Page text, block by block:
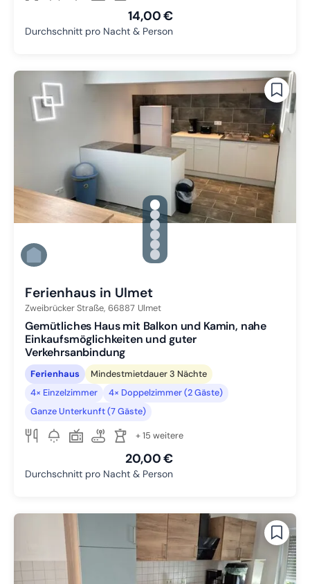
14,00 €
Durchschnitt pro Nacht & Person
gallery.slide_selector
Zu Slide 1 wechseln
Zu Slide 2 wechseln
Zu Slide 3 wechseln
Zu Slide 4 wechseln
Zu Slide 5 wechseln
Zu Slide 6 wechseln
Ferienhaus in Ulmet
Zweibrücker Straße, 66887 Ulmet
Gemütliches Haus mit Balkon und Kamin, nahe
Einkaufsmöglichkeiten und guter
Verkehrsanbindung
Ferienhaus
Mindestmietdauer 3 Nächte
4× Einzelzimmer
4× Doppelzimmer (2 Gäste)
Ganze Unterkunft (7 Gäste)
+ 15 weitere
20,00 €
Durchschnitt pro Nacht & Person